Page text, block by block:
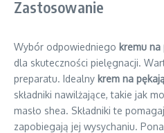
Zastosowanie
Wybór odpowiedniego kremu na
dla skuteczności pielęgnacji.
preparatu. Idealny krem na
składniki nawilżające, takie jak
masło shea. Składniki te
zapobiegają jej wysychaniu.